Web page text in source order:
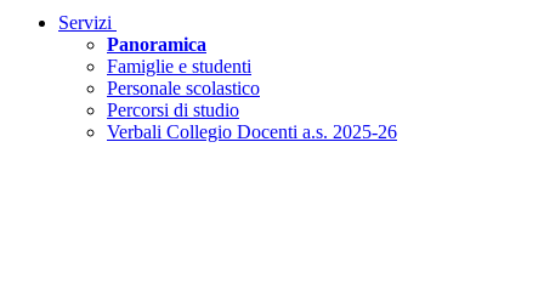
Servizi
Panoramica
Famiglie e studenti
Personale scolastico
Percorsi di studio
Verbali Collegio Docenti a.s. 2025-26